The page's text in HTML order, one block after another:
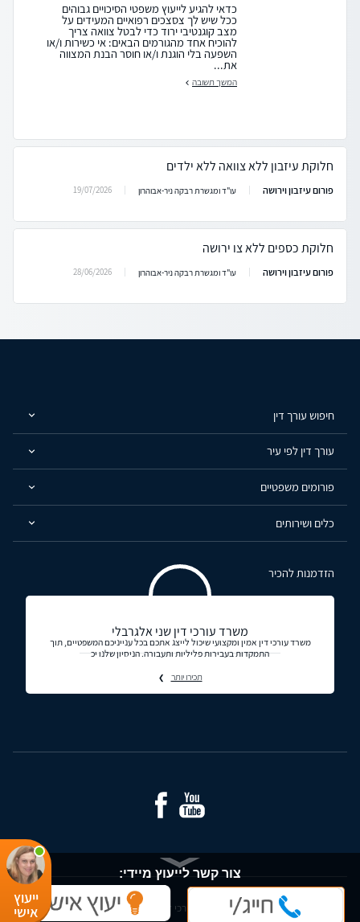
כדאי להגיע לייעוץ משפטי הסיכויים גבוהים
ככל שיש לך צסצכים רפואיים המעידים על
מצב קוגנטיבי ירוד כדי לבטל צוואה צריך
להוכיח אחד מהגורמים הבאים: אי כשירות ו/או
השפעה בלי הוגנת ו/או חוסר הבנת המצווה
את...
המשך תשובה
חלוקת עיזבון ללא צוואה ללא ילדים
פורום עיזבון וירושה עו"ד ומגשרת רבקה ניר-אבוהרון 19/07/2026
חלוקת כספים ללא צו ירושה
פורום עיזבון וירושה עו"ד ומגשרת רבקה ניר-אבוהרון 28/06/2026
ייעוץ
אישי
חיפוש עורך דין
עורך דין לפי עיר
פורומים משפטיים
כלים ושירותים
הזדמנות להכיר
משרד עורכי דין שני אלגרבלי
משרד עורכי דין אמין ומקצועי שיכול לייצג אתכם בכל ענייניכם המשפטיים, תוך
התמקדות בעבירות פליליות ותעבורה. הניסיון שלנו יכ
תכירו יותר
© כל הזכויות שמורות - עורכי דין ומידע משפטי בישראל
צור קשר לייעוץ מיידי: